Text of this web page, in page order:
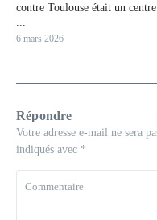
contre Toulouse était un
6 mars 2026
Répondre
Votre adresse e-mail ne sera
indiqués avec *